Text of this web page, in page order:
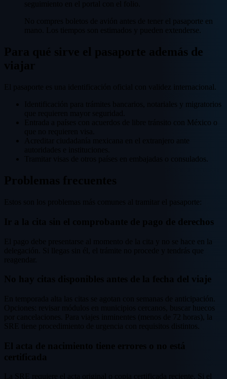
No compres boletos de avión antes de tener el pasaporte en
mano. Los tiempos son estimados y pueden extenderse.
Para qué sirve el pasaporte además de
El pasaporte es una identificación oficial con validez internacional.
Identificación para trámites bancarios, notariales y migratorios
Entrada a países con acuerdos de libre tránsito con México o
Acreditar ciudadanía mexicana en el extranjero ante
Tramitar visas de otros países en embajadas o consulados.
Estos son los problemas más comunes al tramitar el pasaporte:
Ir a la cita sin el comprobante de pago de derechos
El pago debe presentarse al momento de la cita y no se hace en la
delegación. Si llegas sin él, el trámite no procede y tendrás que
No hay citas disponibles antes de la fecha del viaje
En temporada alta las citas se agotan con semanas de anticipación.
Opciones: revisar módulos en municipios cercanos, buscar huecos
por cancelaciones. Para viajes inminentes (menos de 72 horas), la
SRE tiene procedimiento de urgencia con requisitos distintos.
El acta de nacimiento tiene errores o no está
La SRE requiere el acta original o copia certificada reciente. Si el